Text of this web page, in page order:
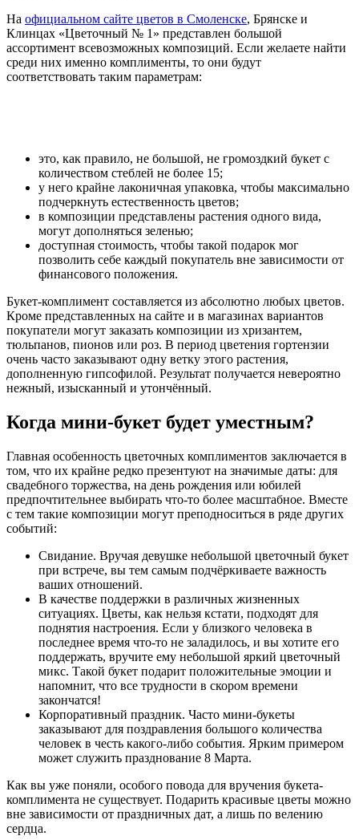
На официальном сайте цветов в Смоленске, Брянске и
Клинцах «Цветочный № 1» представлен большой
ассортимент всевозможных композиций. Если желаете найти
среди них именно комплименты, то они будут
соответствовать таким параметрам:
это, как правило, не большой, не громоздкий букет с
количеством стеблей не более 15;
у него крайне лаконичная упаковка, чтобы максимально
подчеркнуть естественность цветов;
в композиции представлены растения одного вида,
могут дополняться зеленью;
доступная стоимость, чтобы такой подарок мог
позволить себе каждый покупатель вне зависимости от
финансового положения.
Букет-комплимент составляется из абсолютно любых цветов.
Кроме представленных на сайте и в магазинах вариантов
покупатели могут заказать композиции из хризантем,
тюльпанов, пионов или роз. В период цветения гортензии
очень часто заказывают одну ветку этого растения,
дополненную гипсофилой. Результат получается невероятно
нежный, изысканный и утончённый.
Когда мини-букет будет уместным?
Главная особенность цветочных комплиментов заключается в
том, что их крайне редко презентуют на значимые даты: для
свадебного торжества, на день рождения или юбилей
предпочтительнее выбирать что-то более масштабное. Вместе
с тем такие композиции могут преподноситься в ряде других
событий:
Свидание. Вручая девушке небольшой цветочный букет
при встрече, вы тем самым подчёркиваете важность
ваших отношений.
В качестве поддержки в различных жизненных
ситуациях. Цветы, как нельзя кстати, подходят для
поднятия настроения. Если у близкого человека в
последнее время что-то не заладилось, и вы хотите его
поддержать, вручите ему небольшой яркий цветочный
микс. Такой букет подарит положительные эмоции и
напомнит, что все трудности в скором времени
закончатся!
Корпоративный праздник. Часто мини-букеты
заказывают для поздравления большого количества
человек в честь какого-либо события. Ярким примером
может служить празднование 8 Марта.
Как вы уже поняли, особого повода для вручения букета-
комплимента не существует. Подарить красивые цветы можно
вне зависимости от праздничных дат, а лишь по велению
сердца.